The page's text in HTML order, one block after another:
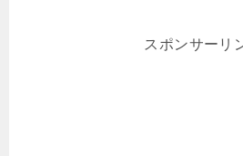
スポンサーリ